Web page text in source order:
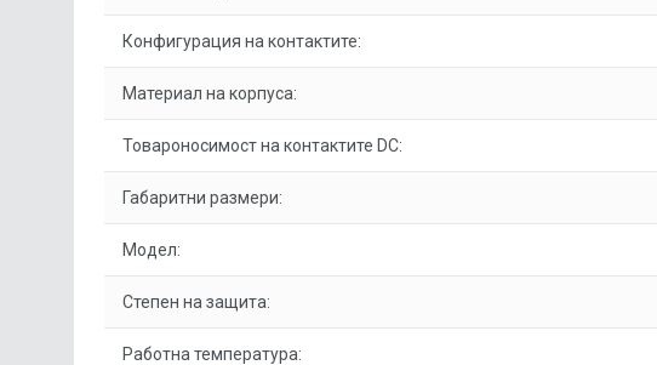
Конфигурация на контактите:
Материал на корпуса:
Товароносимост на контактите DC:
Габаритни размери:
Модел:
Степен на защита:
Работна температура: